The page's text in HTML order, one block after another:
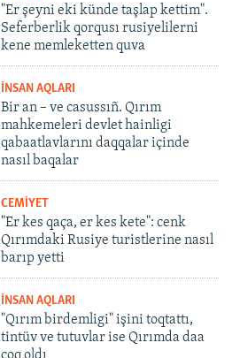
"Er şeyni eki künde taşlap kettim".
Seferberlik qorqusı rusiyelilerni
kene memleketten quva
İNSAN AQLARI
Bir an – ve casussıñ. Qırım
mahkemeleri devlet hainligi
qabaatlavlarını daqqalar içinde
nasıl baqalar
CEMİYET
"Er kes qaça, er kes kete": cenk
Qırımdaki Rusiye turistlerine nasıl
barıp yetti
İNSAN AQLARI
"Qırım birdemligi" işini toqtattı,
tintüv ve tutuvlar ise Qırımda daa